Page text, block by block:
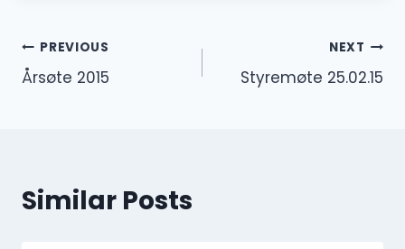
Innleggsnavigasjon
PREVIOUS
Årsøte 2015
NEXT
Styremøte 25.02.15
Similar Posts